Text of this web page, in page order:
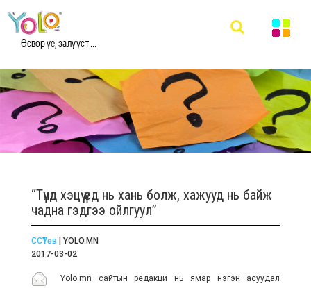
Өсвөр үе, залууст ...
“Түүнд хэцүү үед нь хань болж, хажууд нь байж
чадна гэдгээ ойлгуул”
ССҮТөв | YOLO.MN
2017-03-02
Yolo.mn сайтын редакци нь ямар нэгэн асуудал